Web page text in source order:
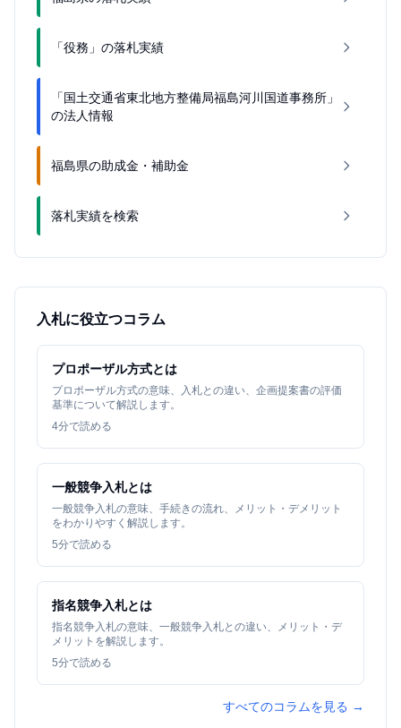
「役務」の落札実績
「国土交通省東北地方整備局福島河川国道事務所」
の法人情報
福島県の助成金・補助金
落札実績を検索
入札に役立つコラム
プロポーザル方式とは
プロポーザル方式の意味、入札との違い、企画提案書の評価
基準について解説します。
4分で読める
一般競争入札とは
一般競争入札の意味、手続きの流れ、メリット・デメリット
をわかりやすく解説します。
5分で読める
指名競争入札とは
指名競争入札の意味、一般競争入札との違い、メリット・デ
メリットを解説します。
5分で読める
すべてのコラムを見る →